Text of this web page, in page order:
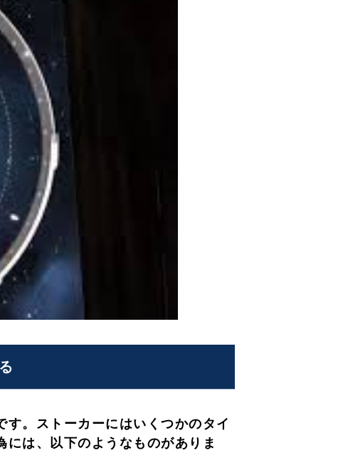
。ストーカーにはいくつかのタイ
は、以下のようなものがありま